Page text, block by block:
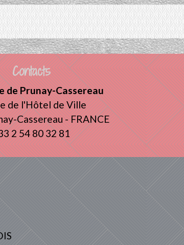
Contacts
de Prunay-Cassereau
de l'Hôtel de Ville
Cassereau - FRANCE
2 54 80 32 81